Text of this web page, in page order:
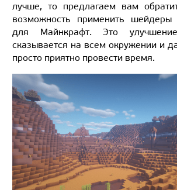
лучше, то предлагаем вам
возможность применить шейдеры
для Майнкрафт. Это улучшение
сказывается на всем окружении и
просто приятно провести время.